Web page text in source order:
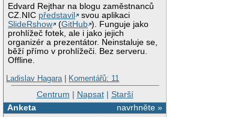
Edvard Rejthar na blogu zaměstnanců
CZ.NIC představil
svou aplikaci
SlideRshow
(GitHub ). Funguje jako
prohlížeč fotek, ale i jako jejich
organizér a prezentátor. Neinstaluje se,
běží přímo v prohlížeči. Bez serveru.
Offline.
Ladislav Hagara| Komentářů: 11
Centrum | Napsat| Starší
navrhněte »
Anketa